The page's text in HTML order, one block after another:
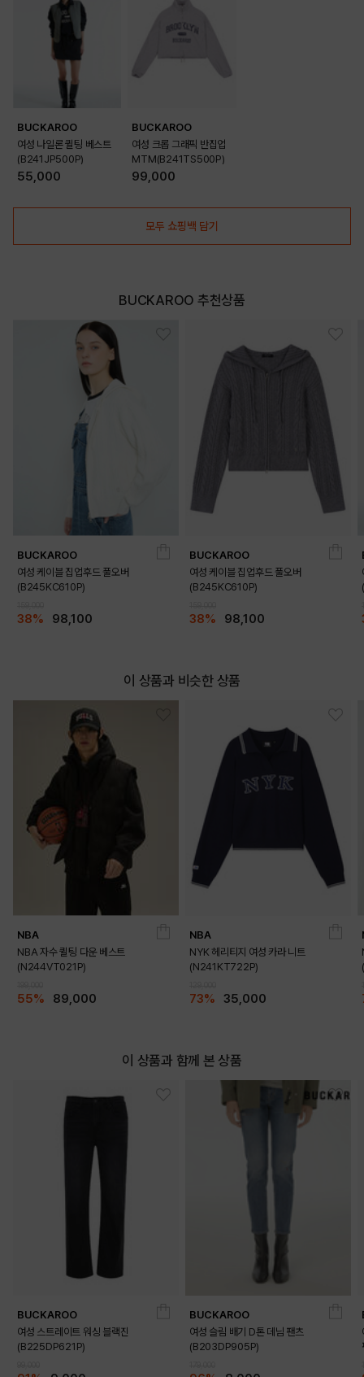
BUCKAROO
여성 나일론 퀼팅 베스트
(B241JP500P)
55,000
BUCKAROO
여성 크롭 그래픽 반집업
MTM(B241TS500P)
99,000
모두 쇼핑백 담기
BUCKAROO 추천상품
BUCKAROO
여성 케이블 집업후드 풀오버
(B245KC610P)
38% 98,100
BUCKAROO
여성 케이블 집업후드 풀오버
(B245KC610P)
38% 98,100
이 상품과 비슷한 상품
NBA
NBA 자수 퀼팅 다운 베스트
(N244VT021P)
55% 89,000
NBA
NYK 헤리티지 여성 카라 니트
(N241KT722P)
73% 35,000
이 상품과 함께 본 상품
BUCKAROO
여성 스트레이트 워싱 블랙진
(B225DP621P)
BUCKAROO
여성 슬림 배기 D톤 데님 팬츠
(B203DP905P)